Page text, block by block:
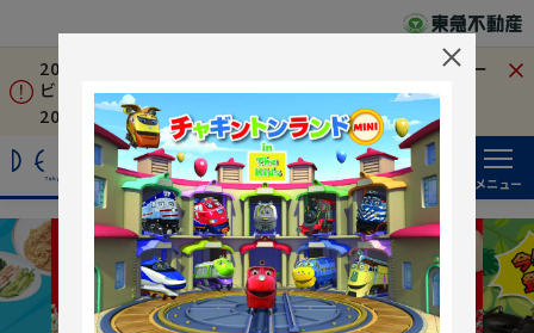
2026年7月18日㈯～8月31日㈪ 駐車場料金・駐車場サー
ビスについて
2026年8月8日㈯～8月16日㈰ 夏季営業時間について
検索 落とし物 SNS メニュー